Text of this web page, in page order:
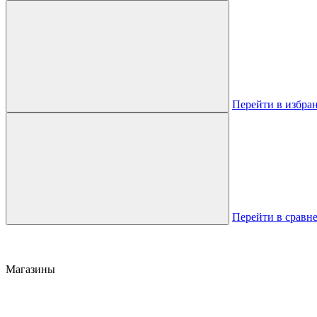
Перейти в
Перейти в
Магазины